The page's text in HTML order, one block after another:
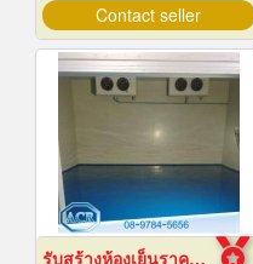
Contact seller
รับสร้างห้องเย็นราคาถูก